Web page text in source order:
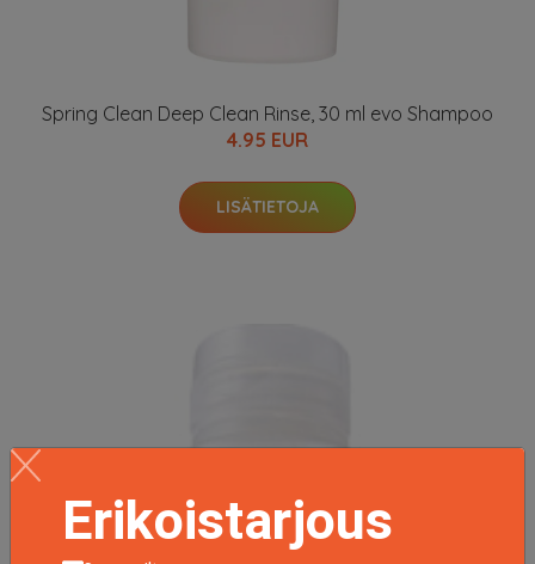
Spring Clean Deep Clean Rinse, 30 ml evo Shampoo
4.95 EUR
LISÄTIETOJA
Erikoistarjous